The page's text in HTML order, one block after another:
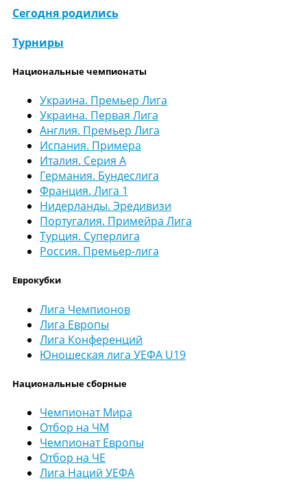
Сегодня родились
Турниры
Национальные чемпионаты
Украина. Премьер Лига
Украина. Первая Лига
Англия. Премьер Лига
Испания. Примера
Италия. Серия А
Германия. Бундеслига
Франция. Лига 1
Нидерланды. Эредивизи
Португалия. Примейра Лига
Турция. Суперлига
Россия. Премьер-лига
Еврокубки
Лига Чемпионов
Лига Европы
Лига Конференций
Юношеская лига УЕФА U19
Национальные сборные
Чемпионат Мира
Отбор на ЧМ
Чемпионат Европы
Отбор на ЧЕ
Лига Наций УЕФА